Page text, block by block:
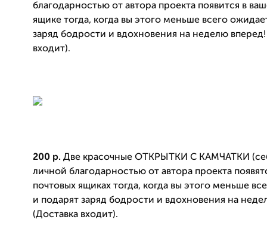
благодарностью от автора проекта появится в
ящике тогда, когда вы этого меньше всего
заряд бодрости и вдохновения на неделю вперед!
входит).
200 р. Две красочные ОТКРЫТКИ С КАМЧАТКИ
личной благодарностью от автора проекта
почтовых ящиках тогда, когда вы этого меньше
и подарят заряд бодрости и вдохновения на
(Доставка входит).